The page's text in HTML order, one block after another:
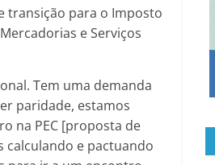
transição para o Imposto
e Serviços
Tem uma demanda
paridade, estamos
na PEC [proposta de
calculando e pactuando